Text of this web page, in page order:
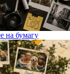
на бумагу